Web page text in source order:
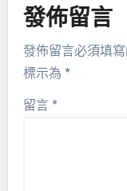
發佈留言
發佈留言必須填
標示為 *
留言 *